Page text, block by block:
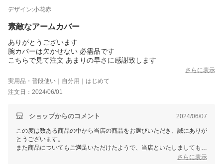
デザイン:小花赤
素敵なアームカバー
ありがとうございます
腕カバーは欠かせない 必需品です
こちらで見て注文 あまりの早さに感謝致します
さらに表示
実用品・普段使い｜自分用｜はじめて
注文日：2024/06/01
ショップからのコメント 2024/06/07
この度は数ある商品の中から当店の商品をお選びいただき、誠にありが
とうございます。
また商品についてもご満足いただけたようで、当店といたしましてもう
さらに表示